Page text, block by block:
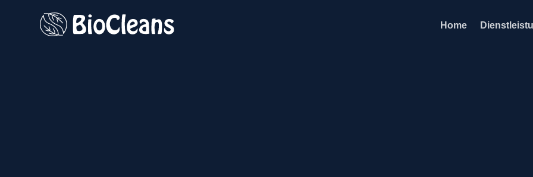
Home